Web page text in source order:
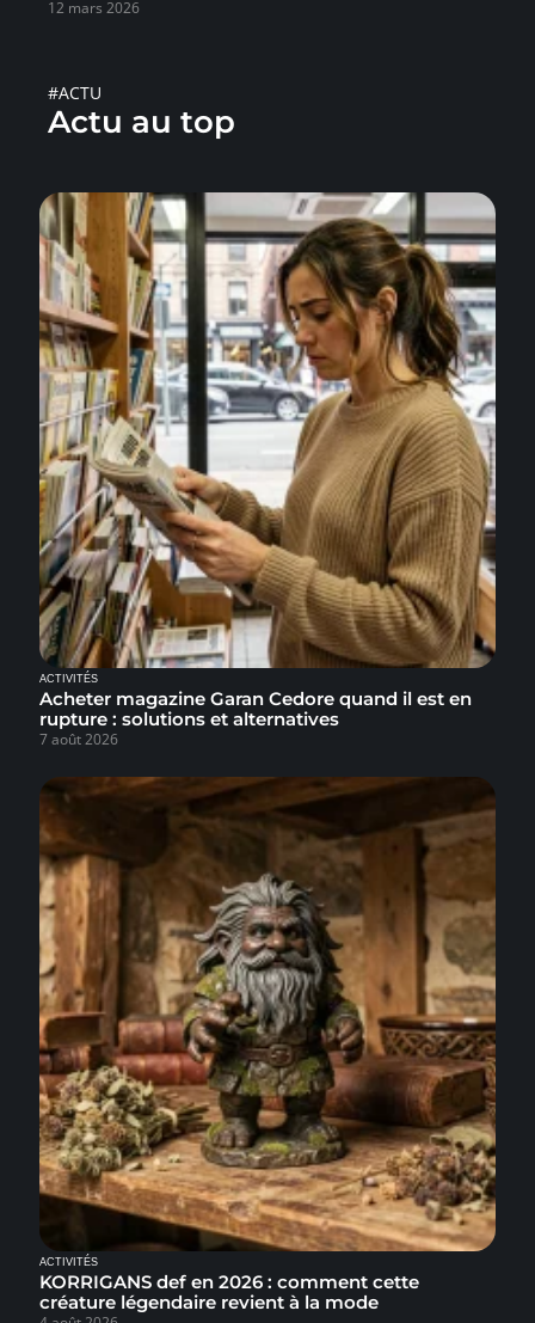
12 mars 2026
#ACTU
Actu au top
ACTIVITÉS
Acheter magazine Garan Cedore quand il est en
rupture : solutions et alternatives
7 août 2026
ACTIVITÉS
KORRIGANS def en 2026 : comment cette
créature légendaire revient à la mode